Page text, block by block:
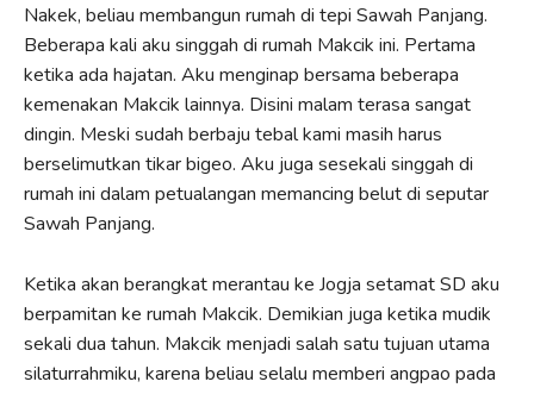
Nakek, beliau membangun rumah di tepi Sawah Panjang.
Beberapa kali aku singgah di rumah Makcik ini. Pertama
ketika ada hajatan. Aku menginap bersama beberapa
kemenakan Makcik lainnya. Disini malam terasa sangat
dingin. Meski sudah berbaju tebal kami masih harus
berselimutkan tikar bigeo. Aku juga sesekali singgah di
rumah ini dalam petualangan memancing belut di seputar
Sawah Panjang.
Ketika akan berangkat merantau ke Jogja setamat SD aku
berpamitan ke rumah Makcik. Demikian juga ketika mudik
sekali dua tahun. Makcik menjadi salah satu tujuan utama
silaturrahmiku, karena beliau selalu memberi angpao pada